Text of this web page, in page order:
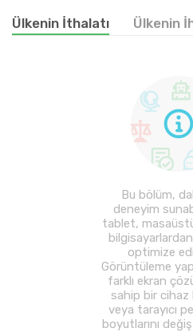
Ülkenin İthalatı Ülkenin
Bu bölüm,
deneyim
tablet,
optimize
Görüntüleme
farklı ekran
sahip bir cihaz
veya tarayıcı
boyutlarını